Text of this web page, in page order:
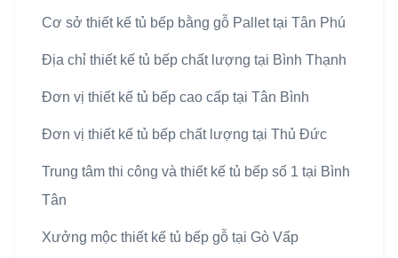
Cơ sở thiết kế tủ bếp bằng gỗ Pallet tại Tân Phú
Địa chỉ thiết kế tủ bếp chất lượng tại Bình Thạnh
Đơn vị thiết kế tủ bếp cao cấp tại Tân Bình
Đơn vị thiết kế tủ bếp chất lượng tại Thủ Đức
Trung tâm thi công và thiết kế tủ bếp số 1 tại Bình
Tân
Xưởng mộc thiết kế tủ bếp gỗ tại Gò Vấp